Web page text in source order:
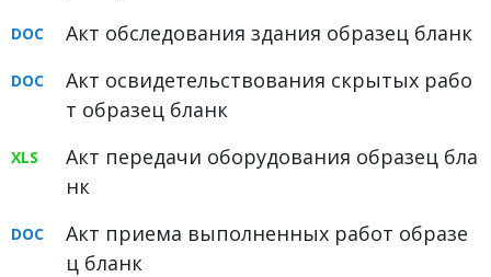
Акт обследования здания образец бланк
Акт освидетельствования скрытых рабо
т образец бланк
Акт передачи оборудования образец бла
нк
Акт приема выполненных работ образе
ц бланк
ВИДЕО
ФОРУМ
ЮРИДИЧЕСКИЙ ФОРУМ
+7 (800) 511-86-74